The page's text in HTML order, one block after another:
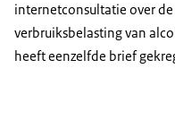
internetconsultatie over
verbruiksbelasting van
heeft eenzelfde brief